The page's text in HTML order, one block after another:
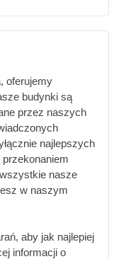
oferujemy
budynki są
przez naszych
najlepszych
przekonaniem
nasze
w naszym
aby jak najlepiej
informacji o